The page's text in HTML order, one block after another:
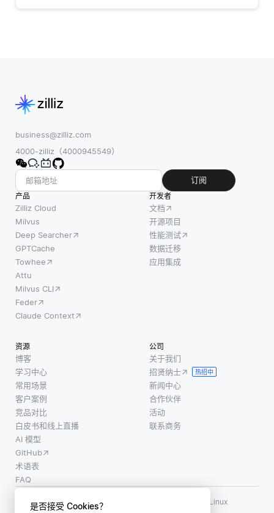
是否接受 Cookies？
business@zilliz.com
4000-zilliz（4000945549）
订阅
产品
Zilliz Cloud
Milvus
Deep Searcher
GPTCache
Towhee
Attu
Milvus CLI
Feder
Claude Context
开发者
文档
开源项目
性能测试
数据迁移
应用集成
资源
博客
学习中心
常用场景
客户案例
竞品对比
白皮书和线上直播
AI 模型
GitHub
术语表
FAQ
公司
关于我们
招贤纳士
热招中
新闻中心
合作伙伴
活动
联系商务
使用条款
LF AI、LF AI & Data、Milvus，以及相关的开源项目名称为 Linux